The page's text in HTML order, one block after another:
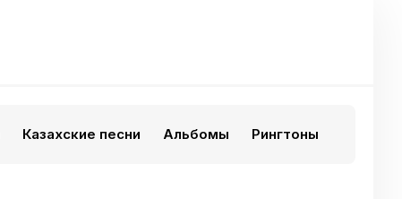
Казахские песни Альбомы Рингтоны